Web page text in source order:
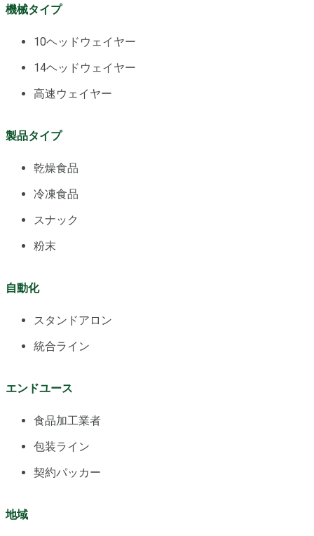
機械タイプ
10ヘッドウェイヤー
14ヘッドウェイヤー
高速ウェイヤー
製品タイプ
乾燥食品
冷凍食品
スナック
粉末
自動化
スタンドアロン
統合ライン
エンドユース
食品加工業者
包装ライン
契約パッカー
地域